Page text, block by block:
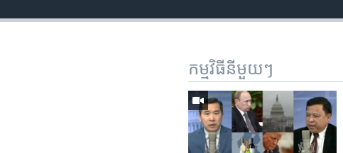
កម្មវិធី​នីមួយៗ